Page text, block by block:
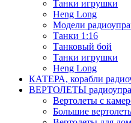
Танки игрушки
Heng Long
Модели
Танки 1:16
Танковый бой
Танки игрушки
Heng Long
КАТЕРА, корабли
ВЕРТОЛЕТЫ
Вертолеты с
Большие